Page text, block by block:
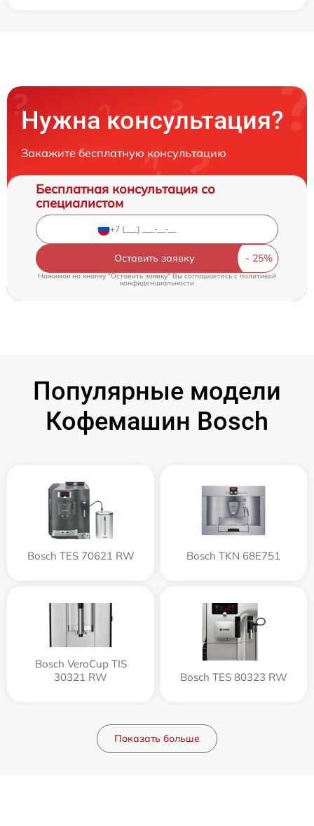
Нужна консультация?
Закажите бесплатную консультацию
Бесплатная консультация со
специалистом
Оставить заявку
Нажимая на кнопку "Оставить заявку" Вы соглашаетесь cполитикой
конфиденциальности
Популярные модели
Кофемашин Bosch
Bosch TES 70621 RW Bosch TKN 68E751
Bosch VeroCup TIS
30321 RW
Bosch TES 80323 RW
Показать больше